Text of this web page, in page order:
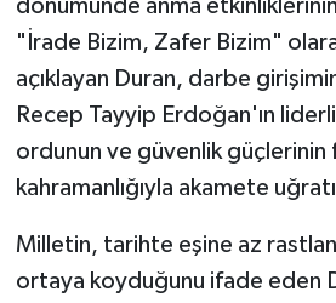
dönümünde anma etkinliklerinin
"İrade Bizim, Zafer Bizim"
açıklayan Duran, darbe
Recep Tayyip Erdoğan'ın
ordunun ve güvenlik güçlerinin
kahramanlığıyla akamete
Milletin, tarihte eşine az
ortaya koyduğunu ifade eden